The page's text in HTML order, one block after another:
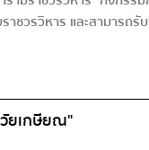
รวิหาร และสามารถ
ยเกษียณ"